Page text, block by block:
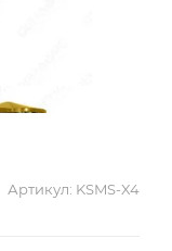
Артикул: KSMS-X4